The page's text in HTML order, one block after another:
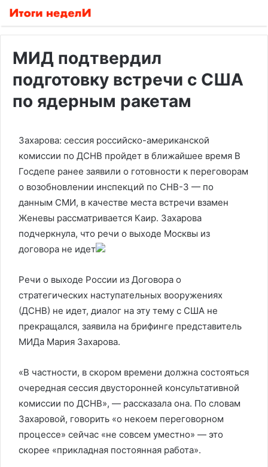
МИД подтвердил
подготовку встречи с США
по ядерным ракетам
Захарова: сессия российско-американской
комиссии по ДСНВ пройдет в ближайшее время В
Госдепе ранее заявили о готовности к переговорам
о возобновлении инспекций по СНВ-3 — по
данным СМИ, в качестве места встречи взамен
Женевы рассматривается Каир. Захарова
подчеркнула, что речи о выходе Москвы из
договора не идет
Речи о выходе России из Договора о
стратегических наступательных вооружениях
(ДСНВ) не идет, диалог на эту тему с США не
прекращался, заявила на брифинге представитель
МИДа Мария Захарова.
«В частности, в скором времени должна состояться
очередная сессия двусторонней консультативной
комиссии по ДСНВ», — рассказала она. По словам
Захаровой, говорить «о некоем переговорном
процессе» сейчас «не совсем уместно» — это
скорее «прикладная постоянная работа».